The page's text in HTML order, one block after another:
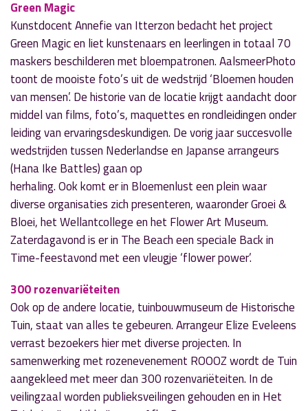
Green Magic
Kunstdocent Annefie van Itterzon bedacht het project
Green Magic en liet kunstenaars en leerlingen in totaal 70
maskers beschilderen met bloempatronen. AalsmeerPhoto
toont de mooiste foto’s uit de wedstrijd ‘Bloemen houden
van mensen’. De historie van de locatie krijgt aandacht door
middel van films, foto’s, maquettes en rondleidingen onder
leiding van ervaringsdeskundigen. De vorig jaar succesvolle
wedstrijden tussen Nederlandse en Japanse arrangeurs
(Hana Ike Battles) gaan op
herhaling. Ook komt er in Bloemenlust een plein waar
diverse organisaties zich presenteren, waaronder Groei &
Bloei, het Wellantcollege en het Flower Art Museum.
Zaterdagavond is er in The Beach een speciale Back in
Time-feestavond met een vleugje ‘flower power’.
300 rozenvariëteiten
Ook op de andere locatie, tuinbouwmuseum de Historische
Tuin, staat van alles te gebeuren. Arrangeur Elize Eveleens
verrast bezoekers hier met diverse projecten. In
samenwerking met rozenevenement ROOOZ wordt de Tuin
aangekleed met meer dan 300 rozenvariëteiten. In de
veilingzaal worden publieksveilingen gehouden en in Het